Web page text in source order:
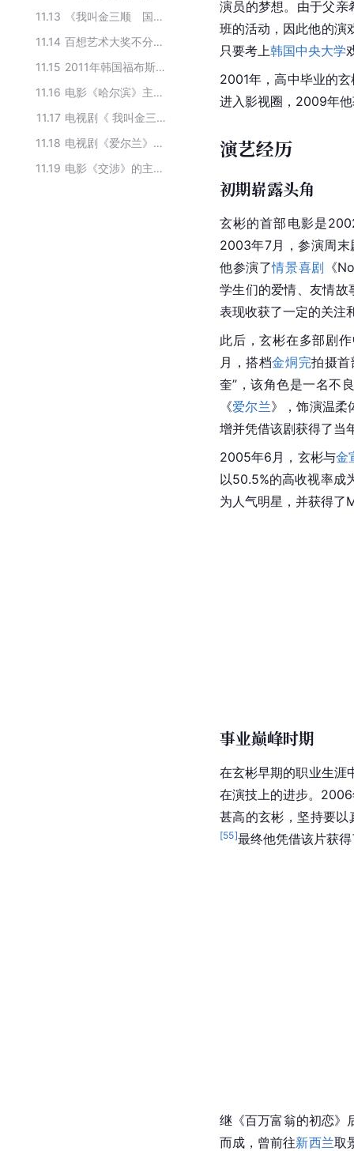
11.13
《我叫金三顺 国语》的主要演员
11.14
百想艺术大奖不分部门人气奖
11.15
2011年韩国福布斯名人榜
11.16
电影《哈尔滨》主创团队
11.17
电视剧《 我叫金三顺 내 이름은 김삼순 (2005) 》主要演职员
11.18
电视剧《爱尔兰》的主要演员
11.19
电影《交涉》的主要演员
演员的梦想。由于父亲
班的活动，因此他的演
只要考上韩国中央大学
2001年，高中毕业的
进入影视圈，2009年
演艺经历
初期崭露头角
玄彬的首部电影是
2003年7月，参演周
他参演了情景喜剧 《
学生们的爱情、友情故
表现收获了一定的关注
此后，玄彬在多部剧
月，搭档金烔完拍摄首
奎”，该角色是一名不
《爱尔兰》，饰演温柔
增并凭借该剧获得了当
2005年6月，玄彬与金
以50.5%的高收视率成
为人气明星，并获得了
事业巅峰时期
在玄彬早期的职业生涯
在演技上的进步。
甚高的玄彬，坚持要
[55]最终他凭借该片获
继《百万富翁的初恋》
而成，曾前往新西兰取